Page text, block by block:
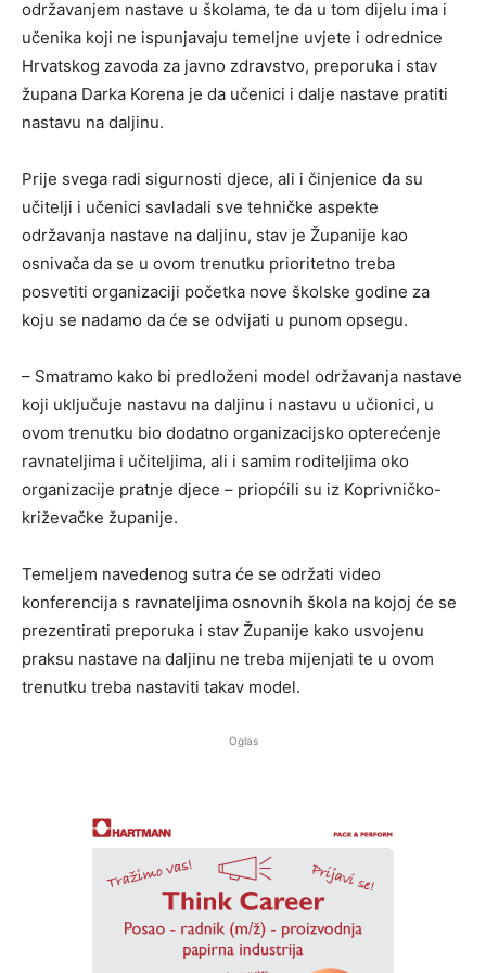
održavanjem nastave u školama, te da u tom dijelu ima i
učenika koji ne ispunjavaju temeljne uvjete i odrednice
Hrvatskog zavoda za javno zdravstvo, preporuka i stav
župana Darka Korena je da učenici i dalje nastave pratiti
nastavu na daljinu.
Prije svega radi sigurnosti djece, ali i činjenice da su
učitelji i učenici savladali sve tehničke aspekte
održavanja nastave na daljinu, stav je Županije kao
osnivača da se u ovom trenutku prioritetno treba
posvetiti organizaciji početka nove školske godine za
koju se nadamo da će se odvijati u punom opsegu.
– Smatramo kako bi predloženi model održavanja nastave
koji uključuje nastavu na daljinu i nastavu u učionici, u
ovom trenutku bio dodatno organizacijsko opterećenje
ravnateljima i učiteljima, ali i samim roditeljima oko
organizacije pratnje djece – priopćili su iz Koprivničko-
križevačke županije.
Temeljem navedenog sutra će se održati video
konferencija s ravnateljima osnovnih škola na kojoj će se
prezentirati preporuka i stav Županije kako usvojenu
praksu nastave na daljinu ne treba mijenjati te u ovom
trenutku treba nastaviti takav model.
Oglas